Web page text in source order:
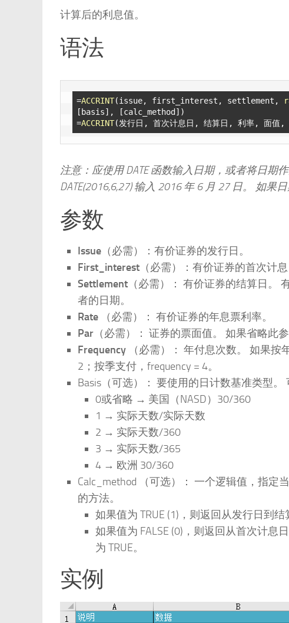
计算后的利息值。
语法
=ACCRINT(issue, first_interest, settlement,
[basis], [calc_method])
=ACCRINT
注意：应使用 DATE 函数输入日期，或者将日
DATE(2016,6,27) 输入 2016 年 6 月 27 日。 如果
参数
Issue （必需）：有价证券的发行日。
First_interest （必需）：有价证券的首次计息
Settlement （必需）： 有价证券的结算日。
者的日期。
Rate （必需）： 有价证券的年息票利率。
Par （必需）： 证券的票面值。 如果省略此
Frequency （必需）： 年付息次数。 如果按
2；按季支付，frequency = 4。
Basis（可选）： 要使用的日计数基准类型。
0或省略 → 美国（NASD）30/360
1 → 实际天数/实际天数
2 → 实际天数/360
3 → 实际天数/365
4 → 欧洲 30/360
Calc_method （可选）： 一个逻辑值，指定
的方法。
如果值为 TRUE (1)，则返回从发行日到结
如果值为 FALSE (0)，则返回从首次计息
为 TRUE。
实例